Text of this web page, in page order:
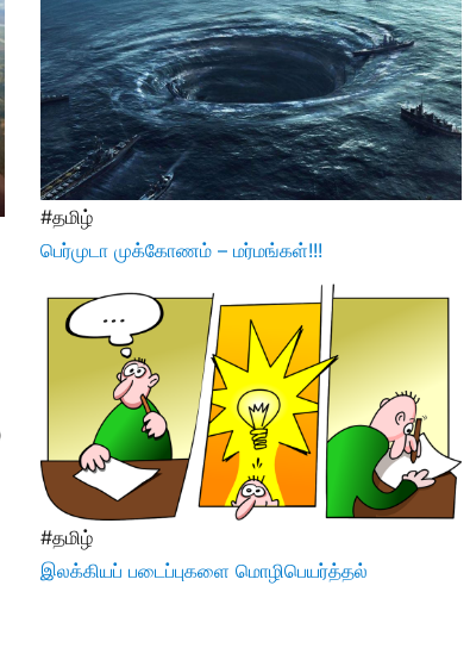
#தமிழ்
பெர்முடா முக்கோணம் – மர்மங்கள்!!!
#தமிழ்
இலக்கியப் படைப்புகளை மொழிபெயர்த்தல்